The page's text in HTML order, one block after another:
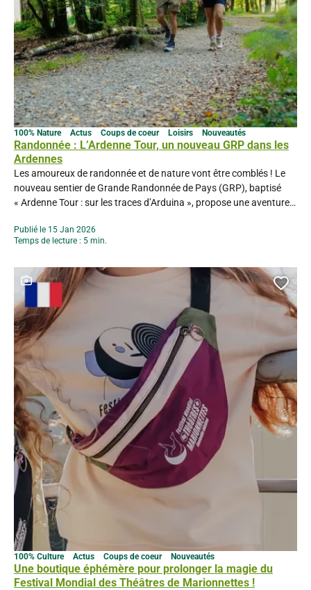
Randonnée : L’Ardenne Tour, un nouveau GRP dans les
Ardennes
100% Nature Actus Coups de coeur Loisirs Nouveautés
Les amoureux de randonnée et de nature vont être comblés ! Le
nouveau sentier de Grande Randonnée de Pays (GRP), baptisé
« Ardenne Tour : sur les traces d’Arduina », propose une aventure
350 km en boucle à parcourir en 15 étapes, cet itinéraire vous
invite à...
Publié le 15 Jan 2026
Temps de lecture : 5 min.
Une boutique éphémère pour prolonger la magie du
Festival Mondial des Théâtres de Marionnettes !
100% Culture Actus Coups de coeur Nouveautés
Ce contenu contient une galerie photo